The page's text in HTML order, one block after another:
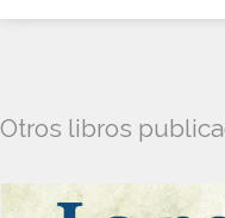
Otros libros